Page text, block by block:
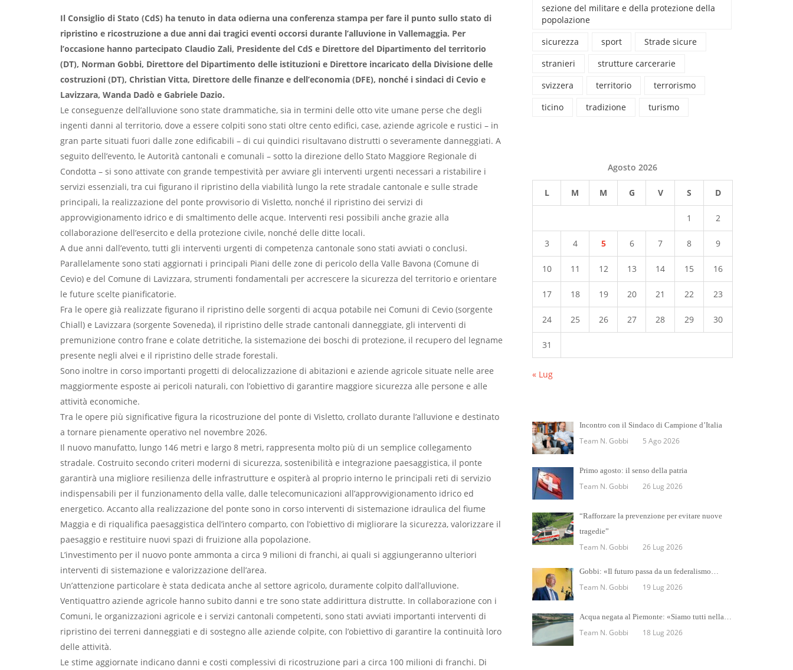
Il Consiglio di Stato (CdS) ha tenuto in data odierna una conferenza stampa per fare il punto sullo stato di
ripristino e ricostruzione a due anni dai tragici eventi occorsi durante l’alluvione in Vallemaggia. Per
l’occasione hanno partecipato Claudio Zali, Presidente del CdS e Direttore del Dipartimento del territorio
(DT), Norman Gobbi, Direttore del Dipartimento delle istituzioni e Direttore incaricato della Divisione delle
costruzioni (DT), Christian Vitta, Direttore delle finanze e dell’economia (DFE), nonché i sindaci di Cevio e
Lavizzara, Wanda Dadò e Gabriele Dazio.
Le conseguenze dell’alluvione sono state drammatiche, sia in termini delle otto vite umane perse che degli
ingenti danni al territorio, dove a essere colpiti sono stati oltre cento edifici, case, aziende agricole e rustici – in
gran parte situati fuori dalle zone edificabili – di cui quindici risultavano distrutti o severamente danneggiati. A
seguito dell’evento, le Autorità cantonali e comunali – sotto la direzione dello Stato Maggiore Regionale di
Condotta – si sono attivate con grande tempestività per avviare gli interventi urgenti necessari a ristabilire i
servizi essenziali, tra cui figurano il ripristino della viabilità lungo la rete stradale cantonale e sulle strade
principali, la realizzazione del ponte provvisorio di Visletto, nonché il ripristino dei servizi di
approvvigionamento idrico e di smaltimento delle acque. Interventi resi possibili anche grazie alla
collaborazione dell’esercito e della protezione civile, nonché delle ditte locali.
A due anni dall’evento, tutti gli interventi urgenti di competenza cantonale sono stati avviati o conclusi.
Parallelamente sono stati aggiornati i principali Piani delle zone di pericolo della Valle Bavona (Comune di
Cevio) e del Comune di Lavizzara, strumenti fondamentali per accrescere la sicurezza del territorio e orientare
le future scelte pianificatorie.
Fra le opere già realizzate figurano il ripristino delle sorgenti di acqua potabile nei Comuni di Cevio (sorgente
Chiall) e Lavizzara (sorgente Soveneda), il ripristino delle strade cantonali danneggiate, gli interventi di
premunizione contro frane e colate detritiche, la sistemazione dei boschi di protezione, il recupero del legname
presente negli alvei e il ripristino delle strade forestali.
Sono inoltre in corso importanti progetti di delocalizzazione di abitazioni e aziende agricole situate nelle aree
maggiormente esposte ai pericoli naturali, con l’obiettivo di garantire maggiore sicurezza alle persone e alle
attività economiche.
Tra le opere più significative figura la ricostruzione del ponte di Visletto, crollato durante l’alluvione e destinato
a tornare pienamente operativo nel novembre 2026.
Il nuovo manufatto, lungo 146 metri e largo 8 metri, rappresenta molto più di un semplice collegamento
stradale. Costruito secondo criteri moderni di sicurezza, sostenibilità e integrazione paesaggistica, il ponte
garantirà una migliore resilienza delle infrastrutture e ospiterà al proprio interno le principali reti di servizio
indispensabili per il funzionamento della valle, dalle telecomunicazioni all’approvvigionamento idrico ed
energetico. Accanto alla realizzazione del ponte sono in corso interventi di sistemazione idraulica del fiume
Maggia e di riqualifica paesaggistica dell’intero comparto, con l’obiettivo di migliorare la sicurezza, valorizzare il
paesaggio e restituire nuovi spazi di fruizione alla popolazione.
L’investimento per il nuovo ponte ammonta a circa 9 milioni di franchi, ai quali si aggiungeranno ulteriori
interventi di sistemazione e valorizzazione dell’area.
Un’attenzione particolare è stata dedicata anche al settore agricolo, duramente colpito dall’alluvione.
Ventiquattro aziende agricole hanno subito danni e tre sono state addirittura distrutte. In collaborazione con i
Comuni, le organizzazioni agricole e i servizi cantonali competenti, sono stati avviati importanti interventi di
ripristino dei terreni danneggiati e di sostegno alle aziende colpite, con l’obiettivo di garantire la continuità loro
delle attività.
Le stime aggiornate indicano danni e costi complessivi di ricostruzione pari a circa 100 milioni di franchi. Di
sezione del militare e della protezione della
popolazione
sicurezza
sport
Strade sicure
stranieri
strutture carcerarie
svizzera
territorio
terrorismo
ticino
tradizione turismo
Agosto 2026
L M M G V S D
1 2
3 4 5 6 7 8 9
10 11 12 13 14 15 16
17 18 19 20 21 22 23
24 25 26 27 28 29 30
31
« Lug
Incontro con il Sindaco di Campione d’Italia
Team N. Gobbi 5 Ago 2026
Primo agosto: il senso della patria
Team N. Gobbi 26 Lug 2026
“Rafforzare la prevenzione per evitare nuove
tragedie”
Team N. Gobbi 26 Lug 2026
Gobbi: «Il futuro passa da un federalismo…
Team N. Gobbi 19 Lug 2026
Acqua negata al Piemonte: «Siamo tutti nella…
Team N. Gobbi 18 Lug 2026